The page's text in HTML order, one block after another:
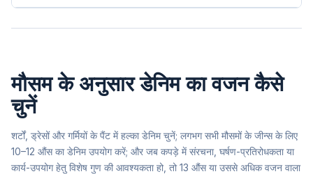
मौसम के अनुसार डेनिम का वजन कैसे
चुनें
शर्टों, ड्रेसों और गर्मियों के पैंट में हल्का डेनिम चुनें; लगभग सभी मौसमों के जीन्स के लिए
10–12 औंस का डेनिम उपयोग करें; और जब कपड़े में संरचना, घर्षण-प्रतिरोधकता या
कार्य-उपयोग हेतु विशेष गुण की आवश्यकता हो, तो 13 औंस या उससे अधिक वजन वाला